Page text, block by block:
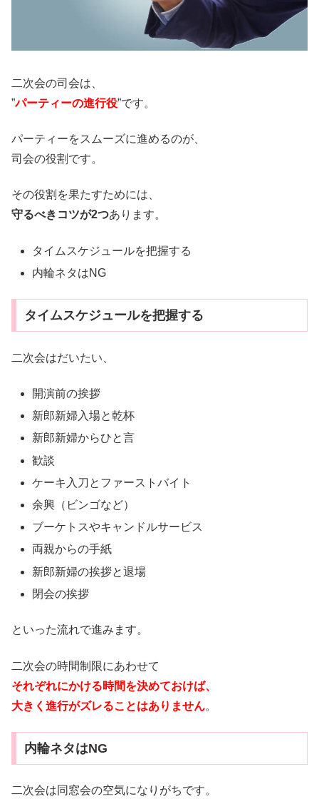
二次会の司会は、
”パーティーの進行役”です。
パーティーをスムーズに進めるのが、
司会の役割です。
その役割を果たすためには、
守るべきコツが2つあります。
タイムスケジュールを把握する
内輪ネタはNG
タイムスケジュールを把握する
二次会はだいたい、
開演前の挨拶
新郎新婦入場と乾杯
新郎新婦からひと言
歓談
ケーキ入刀とファーストバイト
余興（ビンゴなど）
ブーケトスやキャンドルサービス
両親からの手紙
新郎新婦の挨拶と退場
閉会の挨拶
といった流れで進みます。
二次会の時間制限にあわせて
それぞれにかける時間を決めておけば、
大きく進行がズレることはありません。
内輪ネタはNG
二次会は同窓会の空気になりがちです。